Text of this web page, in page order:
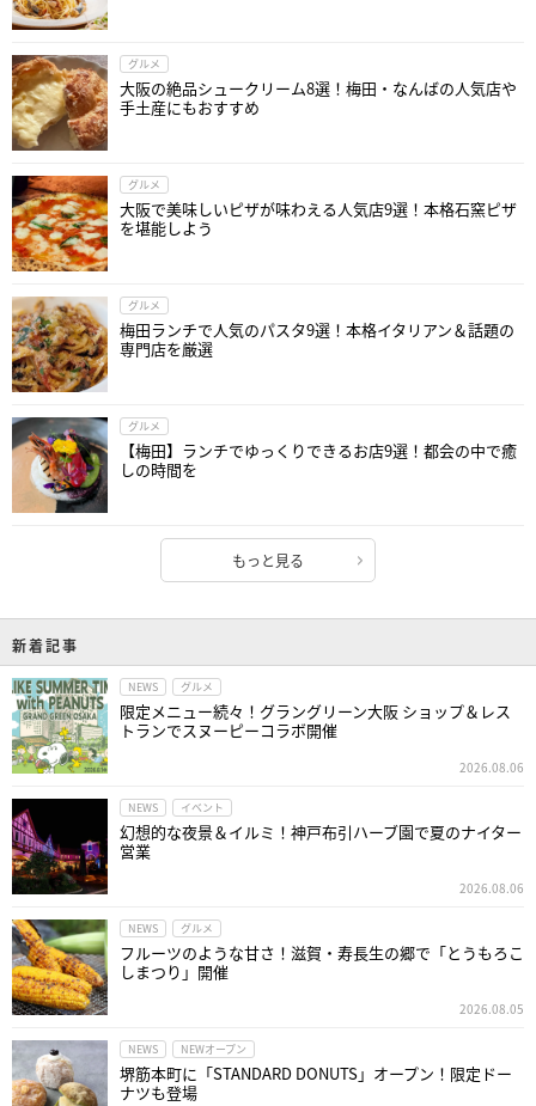
グルメ
大阪の絶品シュークリーム8選！梅田・なんばの人気店や
手土産にもおすすめ
グルメ
大阪で美味しいピザが味わえる人気店9選！本格石窯ピザ
を堪能しよう
グルメ
梅田ランチで人気のパスタ9選！本格イタリアン＆話題の
専門店を厳選
グルメ
【梅田】ランチでゆっくりできるお店9選！都会の中で癒
しの時間を
もっと見る
新着記事
NEWS グルメ
限定メニュー続々！グラングリーン大阪 ショップ＆レス
トランでスヌーピーコラボ開催
2026.08.06
NEWS イベント
幻想的な夜景＆イルミ！神戸布引ハーブ園で夏のナイター
営業
2026.08.06
NEWS グルメ
フルーツのような甘さ！滋賀・寿長生の郷で「とうもろこ
しまつり」開催
2026.08.05
NEWS NEWオープン
堺筋本町に「STANDARD DONUTS」オープン！限定ドー
ナツも登場